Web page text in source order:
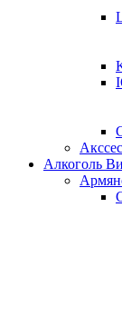
Алкоголь